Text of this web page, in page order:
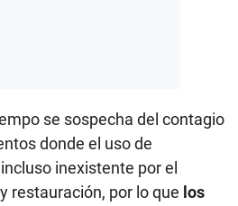
se sospecha del contagio
donde el uso de
inexistente por el
restauración, por lo que los